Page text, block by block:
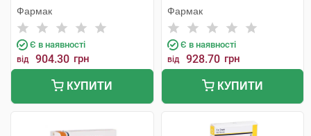
Фармак
Є в наявності
від 904.30 грн
КУПИТИ
Фармак
Є в наявності
від 928.70 грн
КУПИТИ